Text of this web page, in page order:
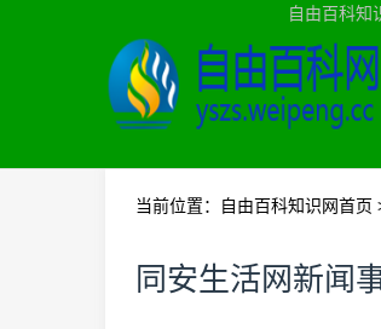
自由百科知
当前位置： 自由百科知识网首页
同安生活网新闻